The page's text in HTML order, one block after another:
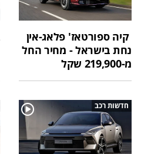
קיה ספורטאז' פלאג-אין
נחת בישראל - מחיר החל
מ-219,900 שקל
חדשות רכב